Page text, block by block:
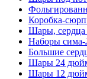
Коробка-
Шары, сердца
Наборы
Большие
Шары 24
Шары 12